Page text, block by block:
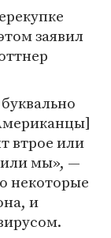
заявил
втрое или
мы», —
некоторые
и